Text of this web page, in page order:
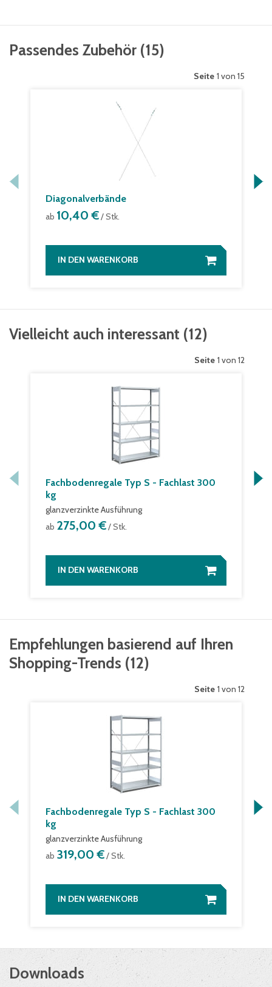
Passendes Zubehör (15)
Seite 1 von 15
Diagonalverbände
ab 10,40 €/ Stk.
IN DEN WARENKORB
Vielleicht auch interessant (12)
Seite 1 von 12
Fachbodenregale Typ S - Fachlast 300
kg
glanzverzinkte Ausführung
ab 275,00 €/ Stk.
IN DEN WARENKORB
Empfehlungen basierend auf Ihren
Shopping-Trends (12)
Seite 1 von 12
Fachbodenregale Typ S - Fachlast 300
kg
glanzverzinkte Ausführung
ab 319,00 €/ Stk.
IN DEN WARENKORB
Downloads